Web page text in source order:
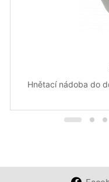
Hnětací nádoba do